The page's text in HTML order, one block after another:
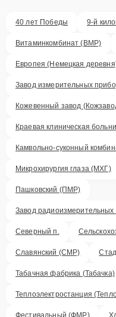
40 лет Победы 9-й
Витаминкомбинат (ВМР)
Европея (Немецкая
Завод измерительных
Кожевенный завод
Краевая клиническая
Камвольно-суконный
Микрохирургия глаза (МХГ)
Пашковский (ПМР)
Завод
Северный п.
Славянский (СМР)
Табачная фабрика (Табачка)
Теплоэлектростанция
Фестивальный (ФМР)